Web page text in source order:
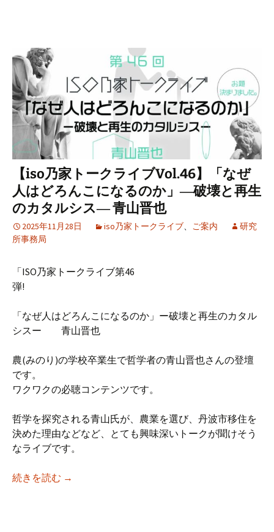
【iso乃家トークライブVol.46】「なぜ
人はどろんこになるのか」―破壊と再生
のカタルシス― 青山晋也
2025年11月28日 iso乃家トークライブ、 ご案内
研究
所事務局
「ISO乃家トークライブ第46
弾!
「なぜ人はどろんこになるのか」ー破壊と再生のカタル
シスー 青山晋也
農(みのり)の学校卒業生で哲学者の青山晋也さんの登壇
です。
ワクワクの必聴コンテンツです。
哲学を探究される青山氏が、農業を選び、丹波市移住を
決めた理由などなど、とても興味深いトークが聞けそう
なライブです。
続きを読む 【iso乃家トークライブVol.46】「なぜ人はど
→